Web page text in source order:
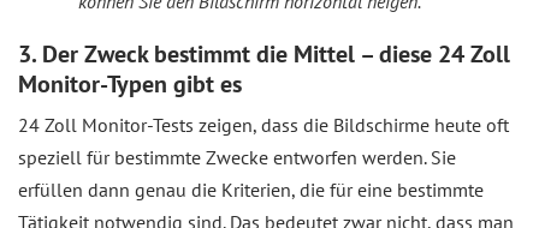
3. Der Zweck bestimmt die Mittel – diese 24 Zoll
Monitor-Typen gibt es
24 Zoll Monitor-Tests zeigen, dass die Bildschirme heute oft
speziell für bestimmte Zwecke entworfen werden. Sie
erfüllen dann genau die Kriterien, die für eine bestimmte
Tätigkeit notwendig sind. Das bedeutet zwar nicht, dass man